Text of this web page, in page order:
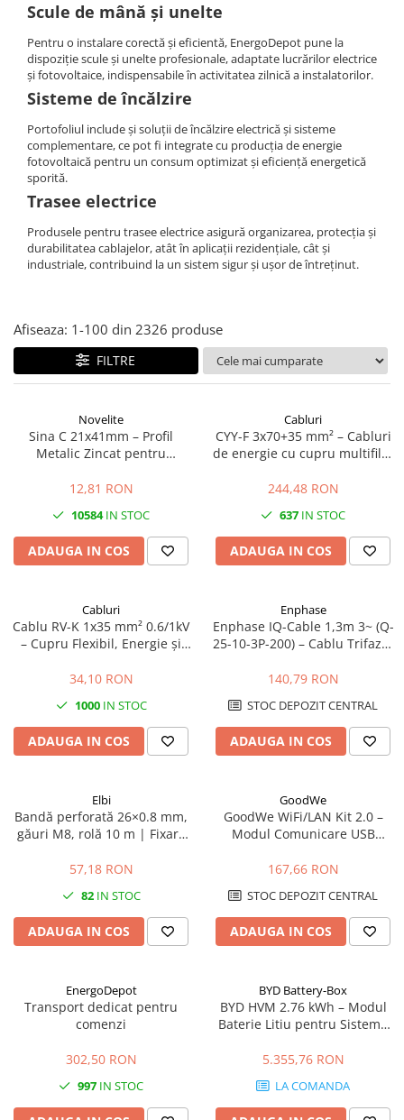
Scule de mână și unelte
Pentru o instalare corectă și eficientă, EnergoDepot pune la
dispoziție scule și unelte profesionale, adaptate lucrărilor electrice
și fotovoltaice, indispensabile în activitatea zilnică a instalatorilor.
Sisteme de încălzire
Portofoliul include și soluții de încălzire electrică și sisteme
complementare, ce pot fi integrate cu producția de energie
fotovoltaică pentru un consum optimizat și eficiență energetică
sporită.
Trasee electrice
Produsele pentru trasee electrice asigură organizarea, protecția și
durabilitatea cablajelor, atât în aplicații rezidențiale, cât și
industriale, contribuind la un sistem sigur și ușor de întreținut.
Afiseaza: 1-100 din 2326 produse
FILTRE
Novelite
Sina C 21x41mm – Profil
Metalic Zincat pentru
Jgheaburilor Port-Cablu
12,81 RON
10584IN STOC
ADAUGA IN COS
Cabluri
CYY-F 3x70+35 mm² – Cabluri
de energie cu cupru multifilar
244,48 RON
637 IN STOC
ADAUGA IN COS
Cabluri
Cablu RV-K 1x35 mm² 0.6/1kV
– Cupru Flexibil, Energie și
34,10 RON
1000IN STOC
ADAUGA IN COS
Enphase
Enphase IQ-Cable 1,3m 3~ (Q-
25-10-3P-200) – Cablu Trifazat
Enphase IQ
140,79 RON
STOC DEPOZIT CENTRAL
ADAUGA IN COS
Elbi
Bandă perforată 26×0.8 mm,
găuri M8, rolă 10 m | Fixare
57,18 RON
82IN STOC
ADAUGA IN COS
GoodWe
GoodWe WiFi/LAN Kit 2.0 –
Modul Comunicare USB
(LAN, WLAN, Bluetooth, IP65)
167,66 RON
STOC DEPOZIT CENTRAL
ADAUGA IN COS
EnergoDepot
Transport dedicat pentru
comenzi
302,50 RON
997 IN STOC
BYD Battery-Box
BYD HVM 2.76 kWh – Modul
Baterie Litiu pentru Sisteme
5.355,76 RON
LA COMANDA